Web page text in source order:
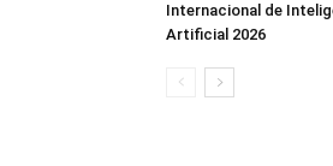
Internacional de
Artificial 2026